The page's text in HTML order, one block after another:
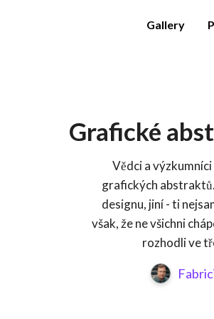
Gallery
Grafické
Vědci a
grafických
designu, jiní - ti
však, že ne všichni
rozhodli ve